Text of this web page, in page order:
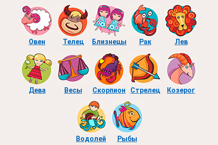
Овен Телец Близнецы Рак Лев
Дева Весы Скорпион Стрелец Козерог
Водолей Рыбы